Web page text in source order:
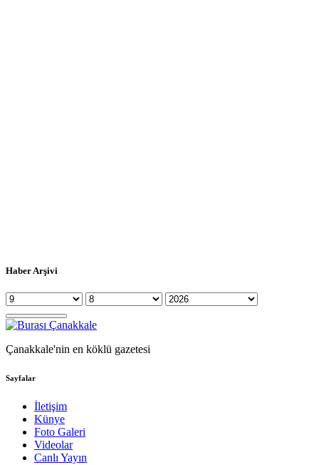
Haber Arşivi
Çanakkale'nin en köklü gazetesi
Sayfalar
İletişim
Künye
Foto Galeri
Videolar
Canlı Yayın